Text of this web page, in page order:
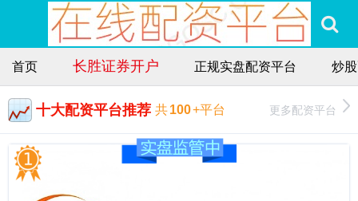
首页 长胜证券开户 正规实盘配资平台 炒
十大配资平台推荐 共100+平台 更多配资平台